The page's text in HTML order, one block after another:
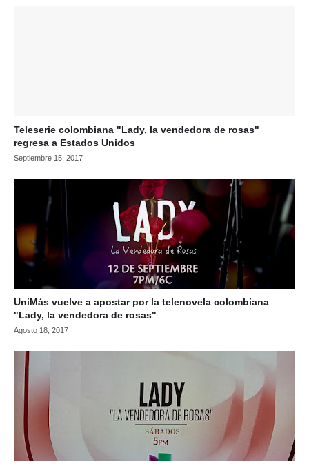
Teleserie colombiana "Lady, la vendedora de rosas"
regresa a Estados Unidos
Septiembre 15, 2017
UniMás vuelve a apostar por la telenovela colombiana
"Lady, la vendedora de rosas"
Agosto 18, 2017